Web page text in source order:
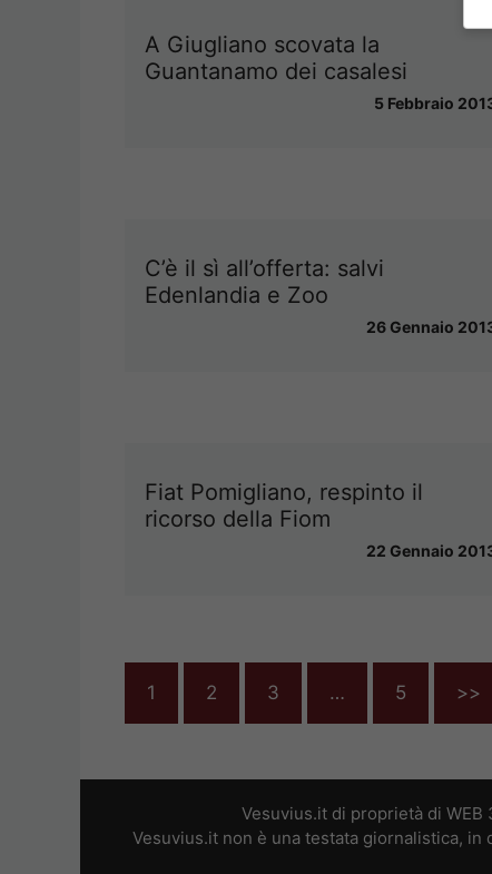
A Giugliano scovata la
Guantanamo dei casalesi
5 Febbraio
C’è il sì all’offerta: salvi
Edenlandia e Zoo
26 Gennaio
Fiat Pomigliano, respinto il
ricorso della Fiom
22 Gennaio
1 2 3 … 5 >>
Vesuvius.it di proprietà di WEB
Vesuvius.it non è una testata giornalistica,